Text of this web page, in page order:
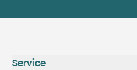
Service